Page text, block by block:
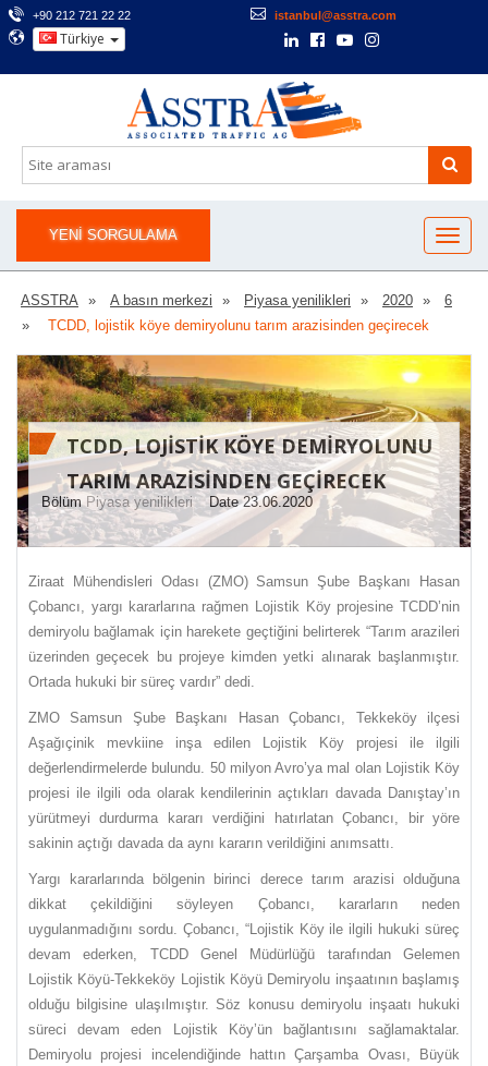
+90 212 721 22 22 istanbul@asstra.com
Türkiye
YENI SORGULAMA
ASSTRA A basın merkezi Piyasa yenilikleri 2020
6
TCDD, lojistik köye demiryolunu tarım arazisinden geçirecek
TCDD, LOJISTIK KÖYE DEMIRYOLUNU
TARIM ARAZISINDEN GEÇIRECEK
BölümPiyasa yenilikleriDate 23.06.2020
Ziraat Mühendisleri Odası (ZMO) Samsun Şube Başkanı Hasan
Çobancı, yargı kararlarına rağmen Lojistik Köy projesine TCDD’nin
demiryolu bağlamak için harekete geçtiğini belirterek “Tarım arazileri
üzerinden geçecek bu projeye kimden yetki alınarak başlanmıştır.
Ortada hukuki bir süreç vardır” dedi.
ZMO Samsun Şube Başkanı Hasan Çobancı, Tekkeköy ilçesi
Aşağıçinik mevkiine inşa edilen Lojistik Köy projesi ile ilgili
değerlendirmelerde bulundu. 50 milyon Avro’ya mal olan Lojistik Köy
projesi ile ilgili oda olarak kendilerinin açtıkları davada Danıştay’ın
yürütmeyi durdurma kararı verdiğini hatırlatan Çobancı, bir yöre
sakinin açtığı davada da aynı kararın verildiğini anımsattı.
Yargı kararlarında bölgenin birinci derece tarım arazisi olduğuna
dikkat çekildiğini söyleyen Çobancı, kararların neden
uygulanmadığını sordu. Çobancı, “Lojistik Köy ile ilgili hukuki süreç
devam ederken, TCDD Genel Müdürlüğü tarafından Gelemen
Lojistik Köyü-Tekkeköy Lojistik Köyü Demiryolu inşaatının başlamış
olduğu bilgisine ulaşılmıştır. Söz konusu demiryolu inşaatı hukuki
süreci devam eden Lojistik Köy’ün bağlantısını sağlamaktalar.
Demiryolu projesi incelendiğinde hattın Çarşamba Ovası, Büyük